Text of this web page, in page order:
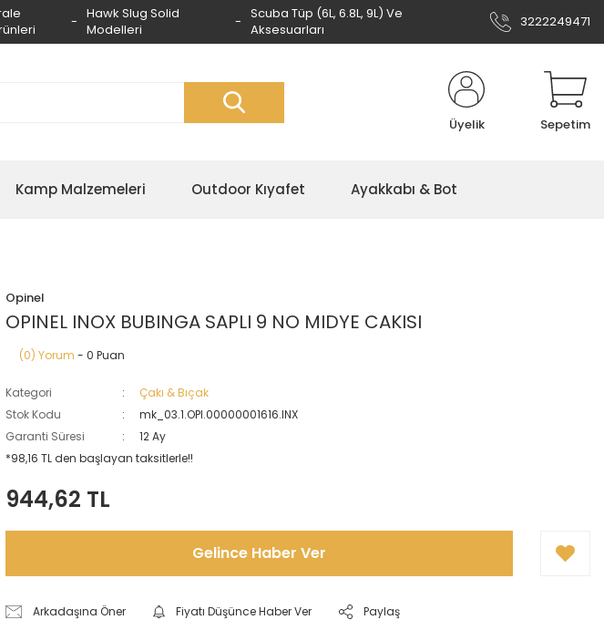
Hawk Slug Solid
Modelleri
Scuba Tüp (6L, 6.8L, 9L) Ve
Aksesuarları
3222249471
Üyelik Sepetim
Kamp Malzemeleri Outdoor Kıyafet Ayakkabı & Bot
Opinel
OPINEL INOX BUBINGA SAPLI 9 NO MIDYE CAKISI
(0) Yorum - 0 Puan
Kategori
Çakı & Bıçak
Stok Kodu
mk_03.1.OPI.00000001616.INX
Garanti Süresi
12 Ay
*98,16 TL den başlayan taksitlerle!!
944,62 TL
Gelince Haber Ver
Arkadaşına Öner Fiyatı Düşünce Haber Ver Paylaş